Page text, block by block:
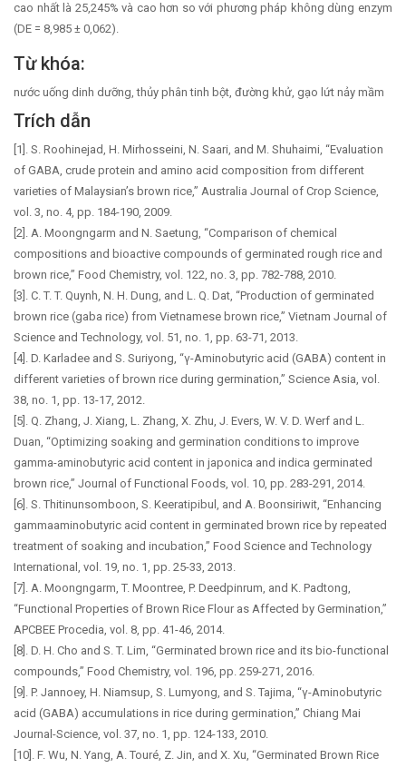
cao nhất là 25,245% và cao hơn so với phương pháp không dùng enzym
(DE = 8,985 ± 0,062).
Từ khóa:
nước uống dinh dưỡng, thủy phân tinh bột, đường khử, gạo lứt nảy mầm
Trích dẫn
[1]. S. Roohinejad, H. Mirhosseini, N. Saari, and M. Shuhaimi, “Evaluation
of GABA, crude protein and amino acid composition from different
varieties of Malaysian’s brown rice,” Australia Journal of Crop Science,
vol. 3, no. 4, pp. 184-190, 2009.
[2]. A. Moongngarm and N. Saetung, “Comparison of chemical
compositions and bioactive compounds of germinated rough rice and
brown rice,” Food Chemistry, vol. 122, no. 3, pp. 782-788, 2010.
[3]. C. T. T. Quynh, N. H. Dung, and L. Q. Dat, “Production of germinated
brown rice (gaba rice) from Vietnamese brown rice,” Vietnam Journal of
Science and Technology, vol. 51, no. 1, pp. 63-71, 2013.
[4]. D. Karladee and S. Suriyong, “γ-Aminobutyric acid (GABA) content in
different varieties of brown rice during germination,” Science Asia, vol.
38, no. 1, pp. 13-17, 2012.
[5]. Q. Zhang, J. Xiang, L. Zhang, X. Zhu, J. Evers, W. V. D. Werf and L.
Duan, “Optimizing soaking and germination conditions to improve
gamma-aminobutyric acid content in japonica and indica germinated
brown rice,” Journal of Functional Foods, vol. 10, pp. 283-291, 2014.
[6]. S. Thitinunsomboon, S. Keeratipibul, and A. Boonsiriwit, “Enhancing
gammaaminobutyric acid content in germinated brown rice by repeated
treatment of soaking and incubation,” Food Science and Technology
International, vol. 19, no. 1, pp. 25-33, 2013.
[7]. A. Moongngarm, T. Moontree, P. Deedpinrum, and K. Padtong,
“Functional Properties of Brown Rice Flour as Affected by Germination,”
APCBEE Procedia, vol. 8, pp. 41-46, 2014.
[8]. D. H. Cho and S. T. Lim, “Germinated brown rice and its bio-functional
compounds,” Food Chemistry, vol. 196, pp. 259-271, 2016.
[9]. P. Jannoey, H. Niamsup, S. Lumyong, and S. Tajima, “γ-Aminobutyric
acid (GABA) accumulations in rice during germination,” Chiang Mai
Journal-Science, vol. 37, no. 1, pp. 124-133, 2010.
[10]. F. Wu, N. Yang, A. Touré, Z. Jin, and X. Xu, “Germinated Brown Rice